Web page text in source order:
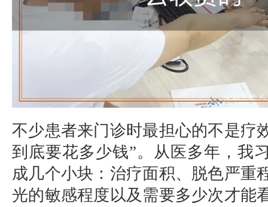
不少患者来门诊时最担心的不是疗
到底要花多少钱”。从医多年，我
成几个小块：治疗面积、脱色严重
光的敏感程度以及需要多少次才能